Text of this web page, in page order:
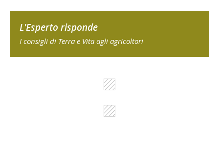
L'Esperto risponde
I consigli di Terra e Vita agli agricoltori